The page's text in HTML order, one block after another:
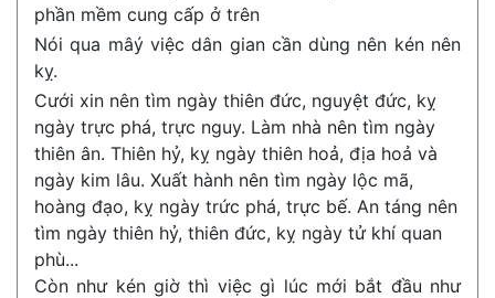
phần mềm cung cấp ở trên
Nói qua mâý việc dân gian cần dùng nên kén nên
kỵ.
Cưới xin nên tìm ngày thiên đức, nguyệt đức, kỵ
ngày trực phá, trực nguy. Làm nhà nên tìm ngày
thiên ân. Thiên hỷ, kỵ ngày thiên hoả, địa hoả và
ngày kim lâu. Xuất hành nên tìm ngày lộc mã,
hoàng đạo, kỵ ngày trức phá, trực bế. An táng nên
tìm ngày thiên hỷ, thiên đức, kỵ ngày tử khí quan
phù...
Còn như kén giờ thì việc gì lúc mới bắt đầu như